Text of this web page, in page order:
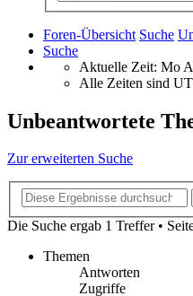
Foren-Übersicht Suche
Suche
Aktuelle Zeit: Mo
Alle Zeiten sind
Unbeantwortete
Zur erweiterten Suche
Die Suche ergab 1 Treffer •
Themen
Antworten
Zugriffe